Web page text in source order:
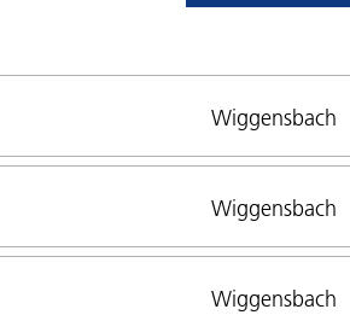
Wiggensbach
Wiggensbach
Wiggensbach